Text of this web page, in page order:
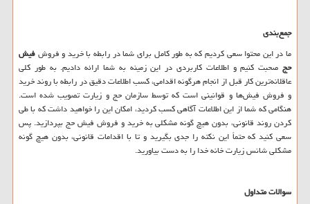
جمع‌بندی
ما در این محتوا سعی کردیم که به ‌طور کامل برای شما در رابطه با خرید و فروشفیش
حج صحبت کنیم و اطلاعات کاربردی در این زمینه به شما ارائه دادیم. به‌ طور کلی
عاقلانه‌ترین کار قبل‌ از انجام هرگونه اقدامی، کسب اطلاعات دقیق در رابطه با روند خرید
و فروش فیش‌ها و قوانینی است که توسط سازمان حج و زیارت تصویب شده‌ است.
هنگامی ‌که شما از این اطلاعات آگاهی کسب کردید، امکان این را خواهید داشت که با طی
کردن روند قانونی، بدون هیچ ‌گونه مشکلی به خرید و فروش فیش حج بپردازید. پس
سعی کنید که حتماً این نکته را جدی بگیرید و تا با اقدامات قانونی، بدون هیچ ‌گونه
مشکلی شانس زیارت خانه خدا را به دست بیاورید.
سوالات متداول